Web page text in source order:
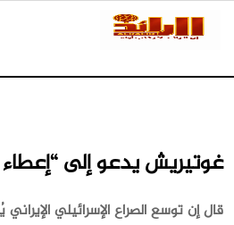
غوتيريش يدعو إلى
قال إن توسع الصراع الإسرائيلي الإيراني